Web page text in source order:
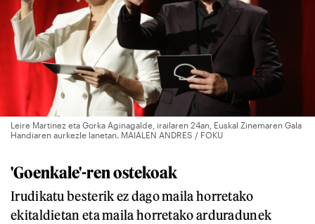
Leire Martinez eta Gorka Aginagalde, irailaren 24an, Euskal Zinemaren Gala
Handiaren aurkezle lanetan. MAIALEN ANDRES / FOKU
'Goenkale'-ren ostekoak
Irudikatu besterik ez dago maila horretako
ekitaldietan eta maila horretako arduradunek